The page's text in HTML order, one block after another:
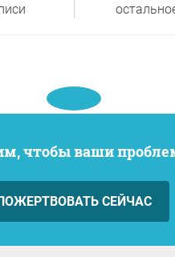
чтобы ваши
СЕЙЧАС